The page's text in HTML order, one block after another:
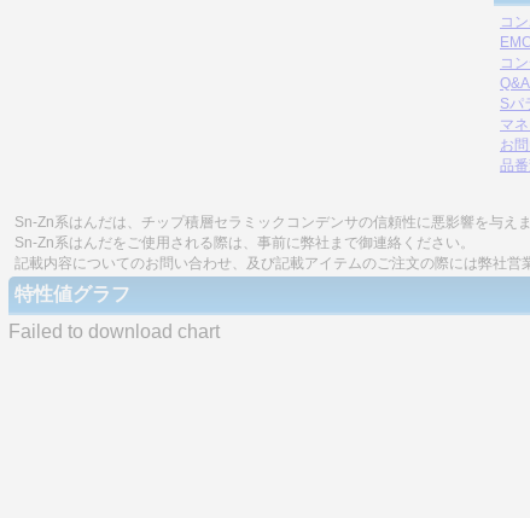
コ
コ
Sパ
マ
お
品
Sn-Zn系はんだは、チップ積層セラミックコンデンサの信頼性に悪影響を与えま
Sn-Zn系はんだをご使用される際は、事前に弊社まで御連絡ください。
記載内容についてのお問い合わせ、及び記載アイテムのご注文の際には弊社営
特性値グラフ
Failed to download chart